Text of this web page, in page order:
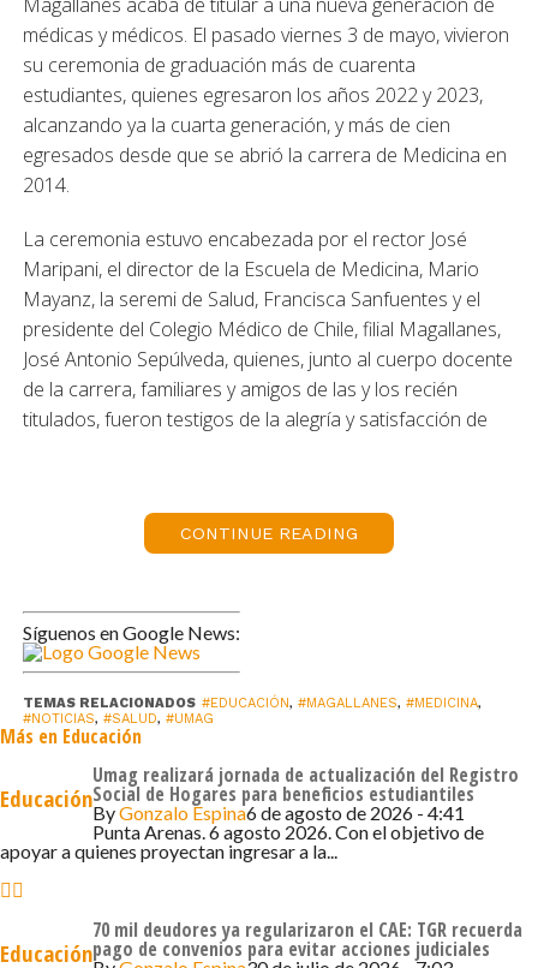
médicas y médicos. El pasado viernes 3 de mayo, vivieron
su ceremonia de graduación más de cuarenta
estudiantes, quienes egresaron los años 2022 y 2023,
alcanzando ya la cuarta generación, y más de cien
egresados desde que se abrió la carrera de Medicina en
2014.
La ceremonia estuvo encabezada por el rector José
Maripani, el director de la Escuela de Medicina, Mario
Mayanz, la seremi de Salud, Francisca Sanfuentes y el
presidente del Colegio Médico de Chile, filial Magallanes,
José Antonio Sepúlveda, quienes, junto al cuerpo docente
de la carrera, familiares y amigos de las y los recién
titulados, fueron testigos de la alegría y satisfacción de
“Desde sus inicios, nuestra Escuela de Medicina ha
100 médicos han sido titulados por nuestra universidad, y
lo más importante, todos ellos han superado con éxito el
de la formación que reciben nuestras y nuestros
estudiantes”, manifestó Maripani, destacando que más
del 50% de las y los egresados se ha quedado ejerciendo
en Magallanes y un 10% ha accedido directamente a
concursos de becas de formación de especialistas en
diversas universidades del país.
Haciendo un repaso por la década de existencia de la
carrera en Magallanes, Mario Mayanz, en tanto, resaltó
CONTINUE READING
Síguenos en Google News:
TEMAS RELACIONADOS #EDUCACIÓN, #MAGALLANES, #MEDICINA,
#NOTICIAS, #SALUD, #UMAG
Más en Educación
Educación
Umag realizará jornada de actualización del Registro
Social de Hogares para beneficios estudiantiles
ByGonzalo Espina6 de agosto de 2026 - 4:41
Punta Arenas. 6 agosto 2026. Con el objetivo de
apoyar a quienes proyectan ingresar a la...
Educación
70 mil deudores ya regularizaron el CAE: TGR recuerda
pago de convenios para evitar acciones judiciales